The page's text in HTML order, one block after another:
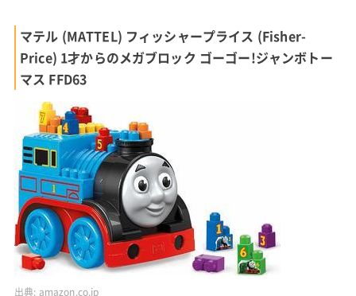
マテル (MATTEL) フィッシャープライス (Fisher-
Price) 1才からのメガブロック ゴーゴー!ジャンボトー
マス FFD63
出典: amazon.co.jp